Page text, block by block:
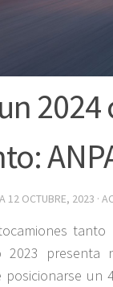
12 OCTUBRE, 2023 ·
2023 presenta
posicionarse un